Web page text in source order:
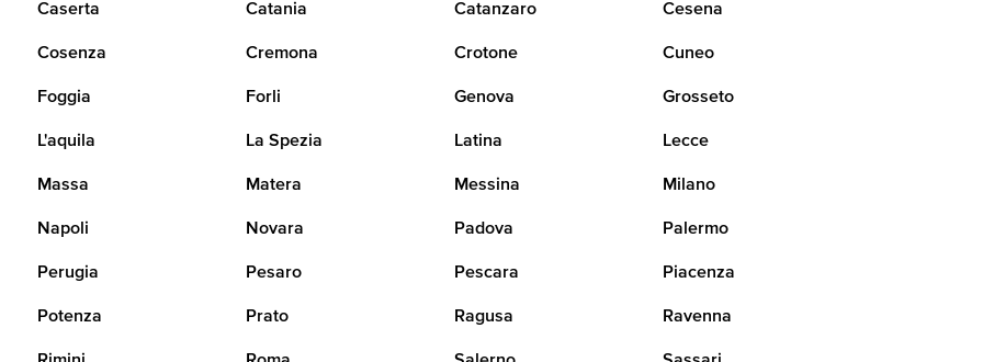
Caserta Catania Catanzaro Cesena
Cosenza Cremona Crotone Cuneo
Foggia Forli Genova Grosseto
L'aquila La Spezia Latina Lecce
Massa Matera Messina Milano
Napoli Novara Padova Palermo
Perugia Pesaro Pescara Piacenza
Potenza Prato Ragusa Ravenna